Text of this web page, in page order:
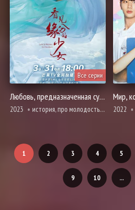
Все серии
Любовь, предназначенная судьбой
2023 история, про молодость и любовь, романтика, фэнтези, про школу и школьников 2022
1 2 3 4 5
9 10 ...